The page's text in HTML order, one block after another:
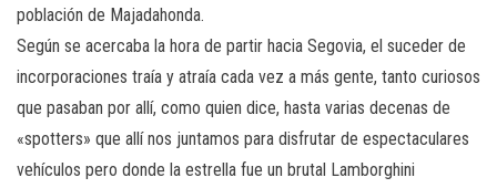
población de Majadahonda.
Según se acercaba la hora de partir hacia Segovia, el suceder de
incorporaciones traía y atraía cada vez a más gente, tanto curiosos
que pasaban por allí, como quien dice, hasta varias decenas de
«spotters» que allí nos juntamos para disfrutar de espectaculares
vehículos pero donde la estrella fue un brutal Lamborghini